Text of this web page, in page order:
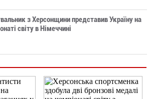
з Херсонщини представив Україну на
світу в Німеччині